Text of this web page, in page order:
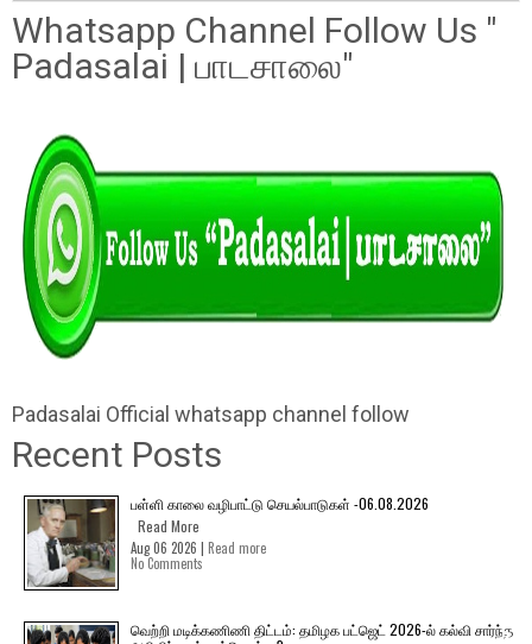
Whatsapp Channel Follow Us "
Padasalai | பாடசாலை"
Padasalai Official whatsapp channel follow
Recent Posts
பள்ளி காலை வழிபாட்டு செயல்பாடுகள் -06.08.2026
Read More
Aug 06 2026 | Read more
No Comments
வெற்றி மடிக்கணிணி திட்டம்: தமிழக பட்ஜெட் 2026-ல் கல்வி சார்ந்த